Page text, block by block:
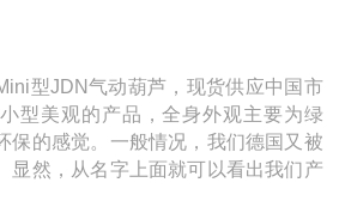
型JDN气动葫芦，现货供应中国市
型美观的产品，全身外观主要为绿
保的感觉。一般情况，我们德国又被
显然，从名字上面就可以看出我们产